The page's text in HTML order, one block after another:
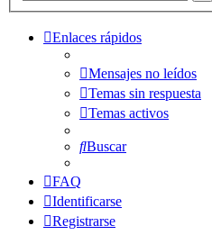
Enlaces rápidos
Mensajes no leídos
Temas sin respuesta
Temas activos
Buscar
FAQ
Identificarse
Registrarse